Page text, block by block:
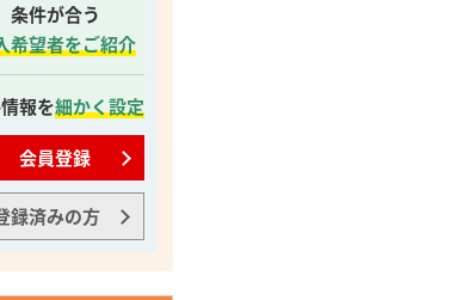
条件が合う
希望者をご紹介
報を細かく設定
会員登録
録済みの方